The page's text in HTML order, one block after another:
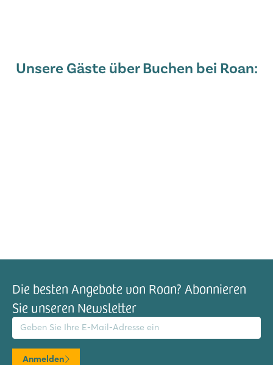
Unsere Gäste über Buchen bei Roan:
Die besten Angebote von Roan? Abonnieren
Sie unseren Newsletter
Adresse
Anmelden